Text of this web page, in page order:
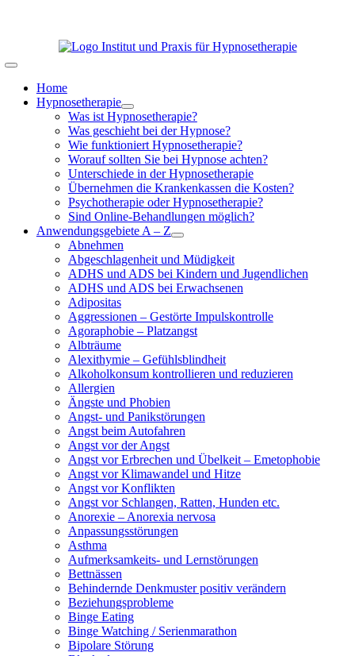
Toggle
NavigationHome
Hypnosetherapie
Was ist Hypnosetherapie?
Was geschieht bei der Hypnose?
Wie funktioniert Hypnosetherapie?
Worauf sollten Sie bei Hypnose achten?
Unterschiede in der Hypnosetherapie
Übernehmen die Krankenkassen die Kosten?
Psychotherapie oder Hypnosetherapie?
Sind Online-Behandlungen möglich?
Anwendungsgebiete A – Z
Abnehmen
Abgeschlagenheit und Müdigkeit
ADHS und ADS bei Kindern und Jugendlichen
ADHS und ADS bei Erwachsenen
Adipositas
Aggressionen – Gestörte Impulskontrolle
Agoraphobie – Platzangst
Albträume
Alexithymie – Gefühlsblindheit
Alkoholkonsum kontrollieren und reduzieren
Allergien
Ängste und Phobien
Angst- und Panikstörungen
Angst beim Autofahren
Angst vor der Angst
Angst vor Erbrechen und Übelkeit – Emetophobie
Angst vor Klimawandel und Hitze
Angst vor Konflikten
Angst vor Schlangen, Ratten, Hunden etc.
Anorexie – Anorexia nervosa
Anpassungsstörungen
Asthma
Aufmerksamkeits- und Lernstörungen
Bettnässen
Behindernde Denkmuster positiv verändern
Beziehungsprobleme
Binge Eating
Binge Watching / Serienmarathon
Bipolare Störung